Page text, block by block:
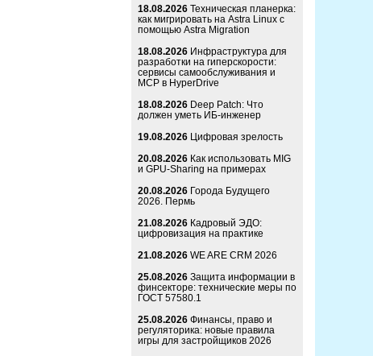
18.08.2026 Техническая планерка:
как мигрировать на Astra Linux с
помощью Astra Migration
18.08.2026 Инфраструктура для
разработки на гиперскорости:
сервисы самообслуживания и
MCP в HyperDrive
18.08.2026 Deep Patch: Что
должен уметь ИБ-инженер
19.08.2026 Цифровая зрелость
20.08.2026 Как использовать MIG
и GPU-Sharing на примерах
20.08.2026 Города Будущего
2026. Пермь
21.08.2026 Кадровый ЭДО:
цифровизация на практике
21.08.2026 WE ARE CRM 2026
25.08.2026 Защита информации в
финсекторе: технические меры по
ГОСТ 57580.1
25.08.2026 Финансы, право и
регуляторика: новые правила
игры для застройщиков 2026